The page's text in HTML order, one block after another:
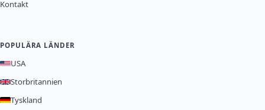
Kontakt
POPULÄRA LÄNDER
USA
Storbritannien
Tyskland